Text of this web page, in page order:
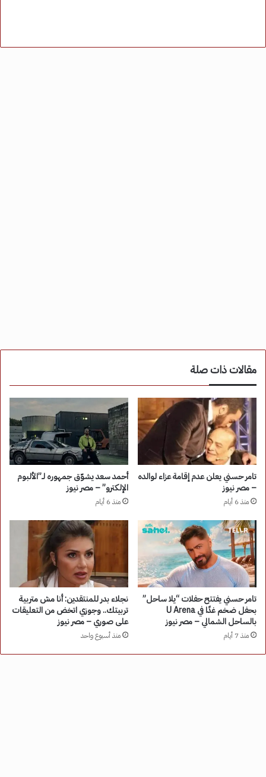
مقالات ذات صلة
تامر حسني يعلن عدم إقامة عزاء لوالده
– مصر نيوز
منذ 6 أيام
أحمد سعد يشوّق جمهوره لـ”الألبوم
الإلكترو” – مصر نيوز
منذ 6 أيام
تامر حسني يفتتح حفلات “يلا ساحل”
بحفل ضخم غدًا في U Arena
بالساحل الشمالي – مصر نيوز
منذ 7 أيام
نجلاء بدر للمنتقدين: أنا مش متربية
تربيتك.. وجوزي اتخض من التعليقات
على صوري – مصر نيوز
منذ أسبوع واحد